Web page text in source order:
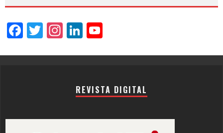
Facebook
Twitter
Instagram
LinkedIn
REVISTA DIGITAL